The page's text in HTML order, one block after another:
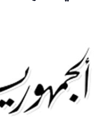
منوعات
كأس العالم